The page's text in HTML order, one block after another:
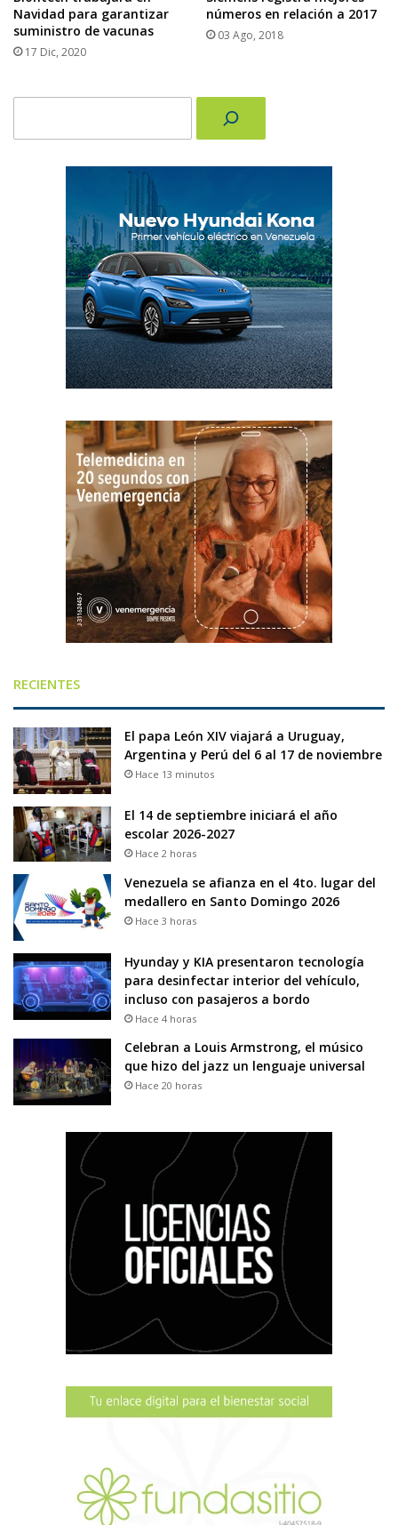
Navidad para garantizar
suministro de vacunas
17 Dic, 2020
números en relación a 2017
03 Ago, 2018
RECIENTES
El papa León XIV viajará a Uruguay,
Argentina y Perú del 6 al 17 de noviembre
Hace 13 minutos
El 14 de septiembre iniciará el año
escolar 2026-2027
Hace 2 horas
Venezuela se afianza en el 4to. lugar del
medallero en Santo Domingo 2026
Hace 3 horas
Hyunday y KIA presentaron tecnología
para desinfectar interior del vehículo,
incluso con pasajeros a bordo
Hace 4 horas
Celebran a Louis Armstrong, el músico
que hizo del jazz un lenguaje universal
Hace 20 horas